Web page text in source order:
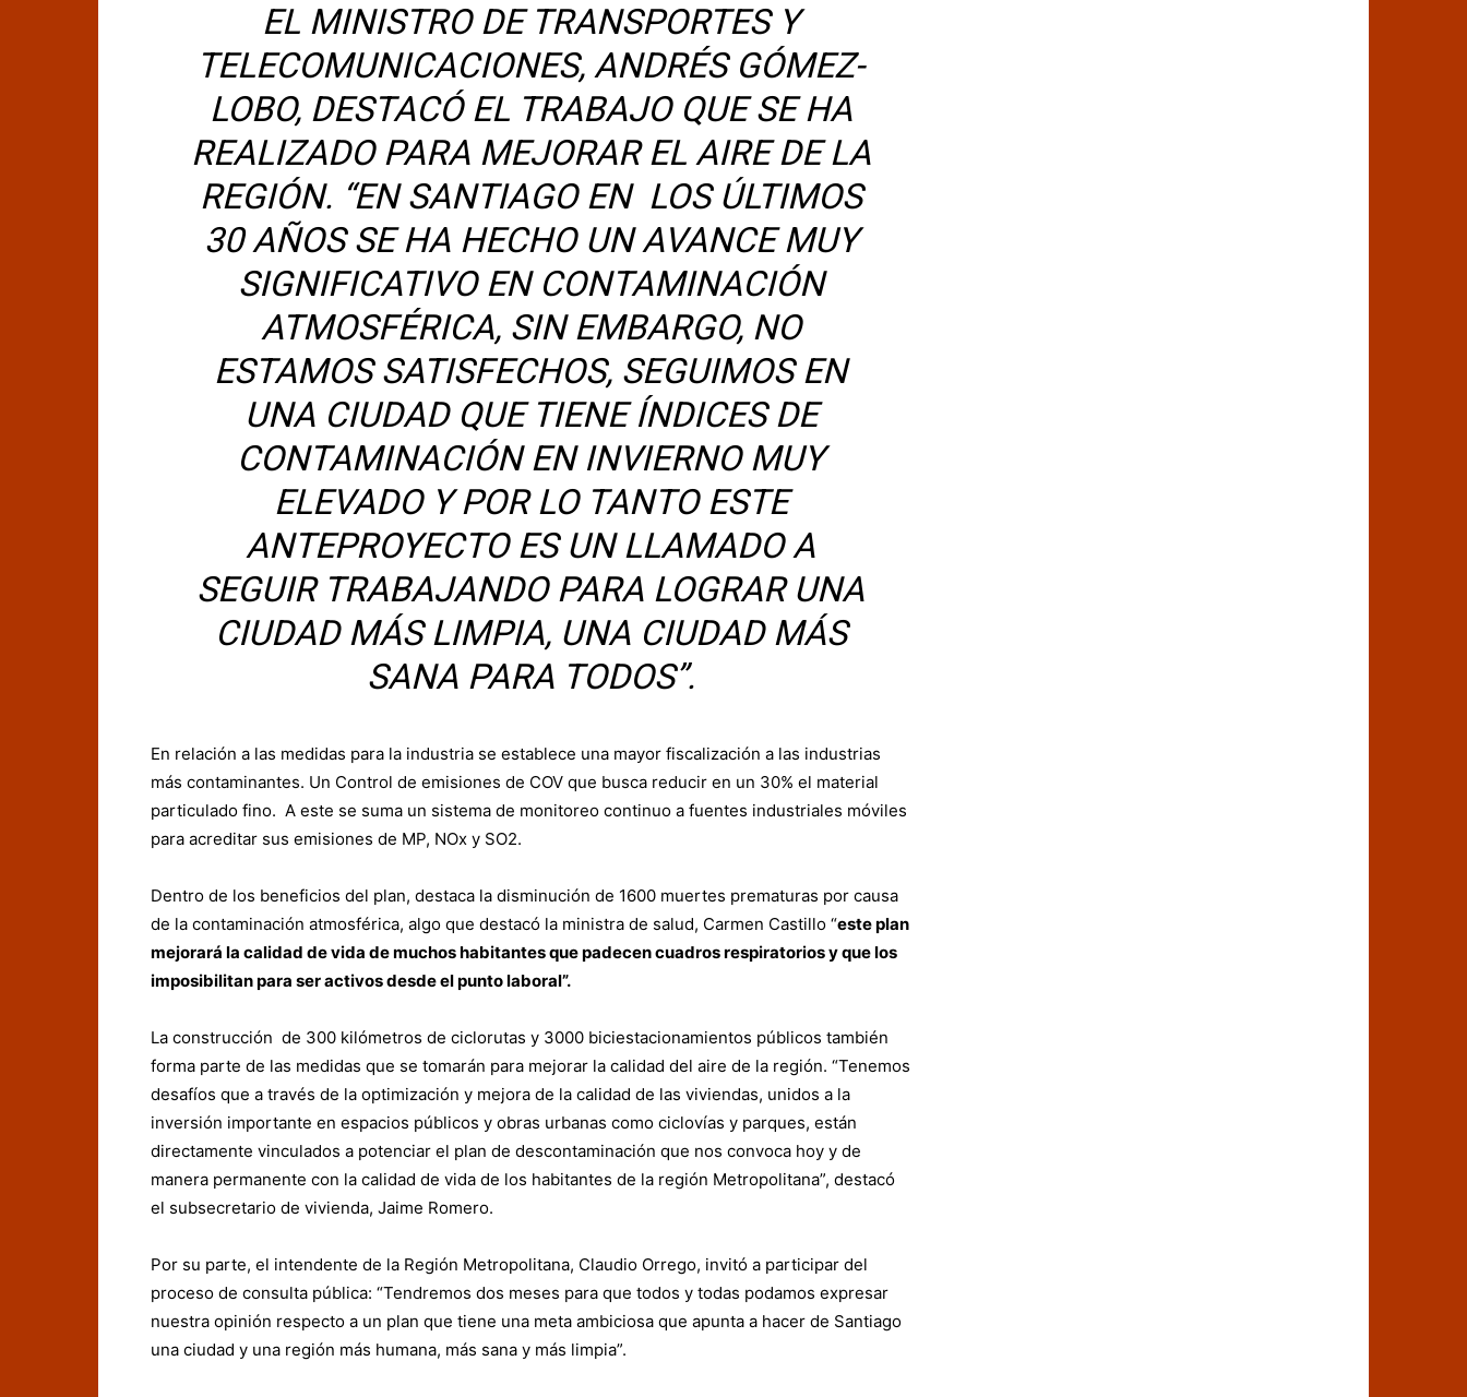
EL MINISTRO DE TRANSPORTES Y
TELECOMUNICACIONES, ANDRÉS GÓMEZ-
LOBO, DESTACÓ EL TRABAJO QUE SE HA
REALIZADO PARA MEJORAR EL AIRE DE LA
REGIÓN. “EN SANTIAGO EN LOS ÚLTIMOS
30 AÑOS SE HA HECHO UN AVANCE MUY
SIGNIFICATIVO EN CONTAMINACIÓN
ATMOSFÉRICA, SIN EMBARGO, NO
ESTAMOS SATISFECHOS, SEGUIMOS EN
UNA CIUDAD QUE TIENE ÍNDICES DE
CONTAMINACIÓN EN INVIERNO MUY
ELEVADO Y POR LO TANTO ESTE
ANTEPROYECTO ES UN LLAMADO A
SEGUIR TRABAJANDO PARA LOGRAR UNA
CIUDAD MÁS LIMPIA, UNA CIUDAD MÁS
SANA PARA TODOS”.
En relación a las medidas para la industria se establece una mayor fiscalización a las industrias
más contaminantes. Un Control de emisiones de COV que busca reducir en un 30% el material
particulado fino. A este se suma un sistema de monitoreo continuo a fuentes industriales móviles
para acreditar sus emisiones de MP, NOx y SO2.
Dentro de los beneficios del plan, destaca la disminución de 1600 muertes prematuras por causa
de la contaminación atmosférica, algo que destacó la ministra de salud, Carmen Castillo “este plan
mejorará la calidad de vida de muchos habitantes que padecen cuadros respiratorios y que los
imposibilitan para ser activos desde el punto laboral”.
La construcción de 300 kilómetros de ciclorutas y 3000 biciestacionamientos públicos también
forma parte de las medidas que se tomarán para mejorar la calidad del aire de la región. “Tenemos
desafíos que a través de la optimización y mejora de la calidad de las viviendas, unidos a la
inversión importante en espacios públicos y obras urbanas como ciclovías y parques, están
directamente vinculados a potenciar el plan de descontaminación que nos convoca hoy y de
manera permanente con la calidad de vida de los habitantes de la región Metropolitana”, destacó
el subsecretario de vivienda, Jaime Romero.
Por su parte, el intendente de la Región Metropolitana, Claudio Orrego, invitó a participar del
proceso de consulta pública: “Tendremos dos meses para que todos y todas podamos expresar
nuestra opinión respecto a un plan que tiene una meta ambiciosa que apunta a hacer de Santiago
una ciudad y una región más humana, más sana y más limpia”.